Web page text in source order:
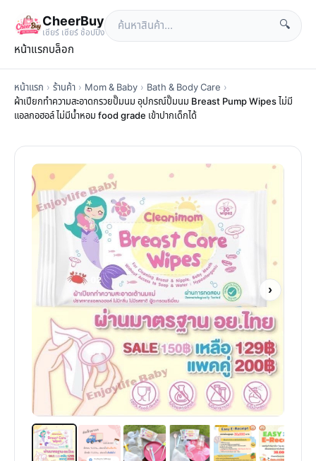
CheerBuy
เซียร์ เซียร์ ช้อปปิ้ง
🔍
หน้าแรกบล็อก
หน้าแรก › ร้านค้า › Mom & Baby › Bath & Body Care ›
ผ้าเปียกทำความสะอาดกรวยปั๊มนม อุปกรณ์ปั๊มนม Breast Pump Wipes ไม่มี
แอลกอฮอล์ ไม่มีน้ำหอม food grade เข้าปากเด็กได้
›